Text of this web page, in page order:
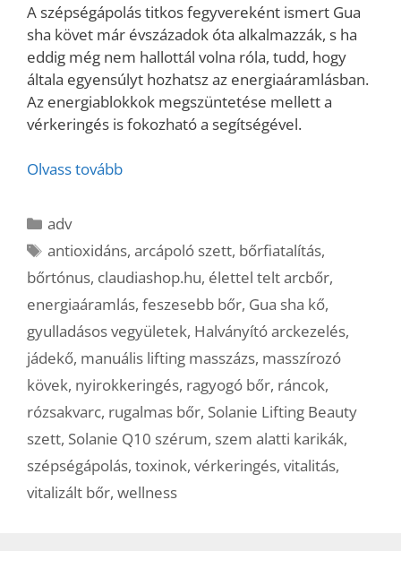
A szépségápolás titkos fegyvereként ismert Gua
sha követ már évszázadok óta alkalmazzák, s ha
eddig még nem hallottál volna róla, tudd, hogy
általa egyensúlyt hozhatsz az energiaáramlásban.
Az energiablokkok megszüntetése mellett a
vérkeringés is fokozható a segítségével.
Olvass tovább
Kategória
adv
Címkék
antioxidáns,arcápoló szett, bőrfiatalítás,
bőrtónus, claudiashop.hu, élettel telt arcbőr,
energiaáramlás, feszesebb bőr, Gua sha kő,
gyulladásos vegyületek, Halványító arckezelés,
jádekő, manuális lifting masszázs, masszírozó
kövek, nyirokkeringés, ragyogó bőr, ráncok,
rózsakvarc, rugalmas bőr, Solanie Lifting Beauty
szett, Solanie Q10 szérum, szem alatti karikák,
szépségápolás, toxinok, vérkeringés, vitalitás,
vitalizált bőr, wellness